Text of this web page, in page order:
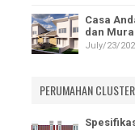
Casa
dan
July/23/
PERUMAHAN